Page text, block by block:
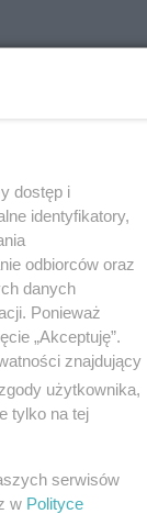
dostęp i
identyfikatory,
odbiorców oraz
danych
Ponieważ
„Akceptuję”.
znajdujący
użytkownika,
tylko na tej
serwisów
w Polityce